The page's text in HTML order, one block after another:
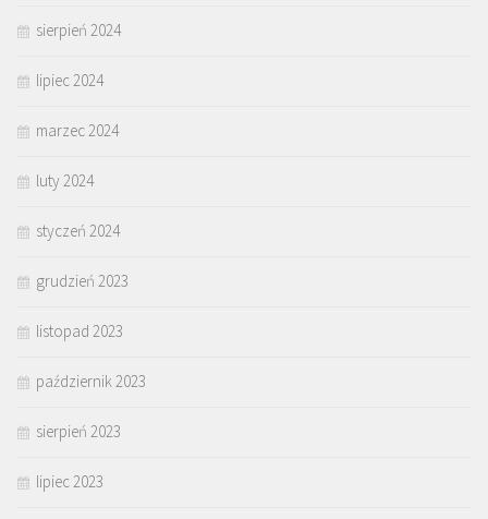
sierpień 2024
lipiec 2024
marzec 2024
luty 2024
styczeń 2024
grudzień 2023
listopad 2023
październik 2023
sierpień 2023
lipiec 2023